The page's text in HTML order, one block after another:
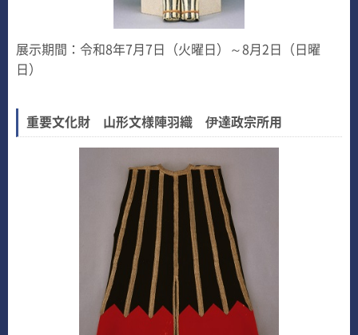
展示期間：令和8年7月7日（火曜日）～8月2日（日曜
日）
重要文化財 山形文様陣羽織 伊達政宗所用